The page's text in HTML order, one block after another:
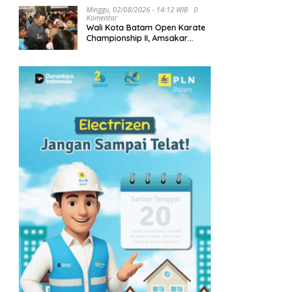
Keluarga Prasejahtera
Minggu, 02/08/2026 - 14:12 WIB
0
Komentar
Wali Kota Batam Open Karate
Championship II, Amsakar
Berkelanjutan